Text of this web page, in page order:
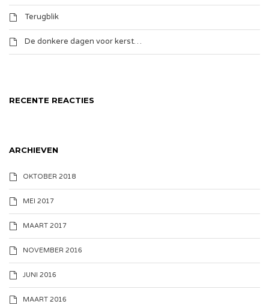
Terugblik
De donkere dagen voor kerst…
RECENTE REACTIES
ARCHIEVEN
OKTOBER 2018
MEI 2017
MAART 2017
NOVEMBER 2016
JUNI 2016
MAART 2016